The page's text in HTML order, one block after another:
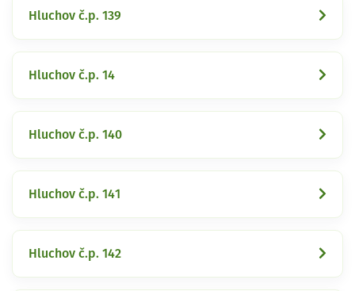
Hluchov č.p. 139
Hluchov č.p. 14
Hluchov č.p. 140
Hluchov č.p. 141
Hluchov č.p. 142